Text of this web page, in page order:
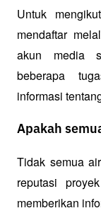
Untuk
mendaftar
akun media
beberapa
informasi
Apakah
Tidak semua
reputasi
memberikan